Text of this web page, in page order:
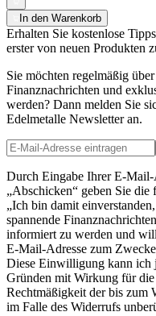
In den Warenkorb
Erhalten Sie kostenlose
erster von neuen Produkten
Sie möchten regelmäßig
Finanznachrichten und
werden? Dann melden Sie
Edelmetalle Newsletter an.
Durch Eingabe Ihrer E-
„Abschicken“ geben Sie
„Ich bin damit
spannende
informiert zu werden und
E-Mail-Adresse zum
Diese Einwilligung kann ich
Gründen mit Wirkung für
Rechtmäßigkeit der bis zum
im Falle des Widerrufs